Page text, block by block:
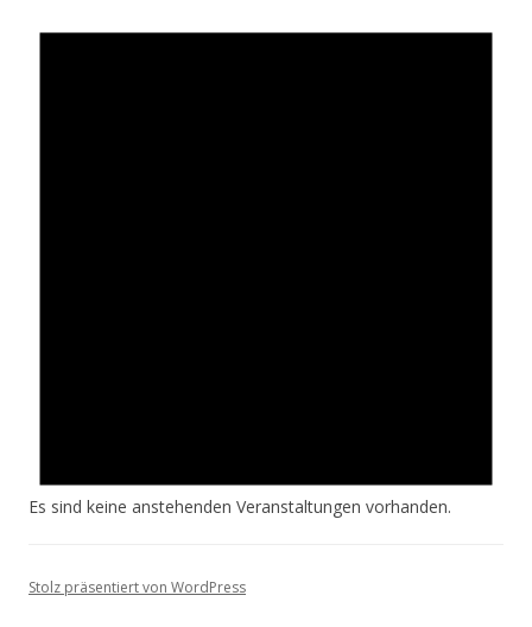
Es sind keine anstehenden Veranstaltungen vorhanden.
Stolz präsentiert von WordPress